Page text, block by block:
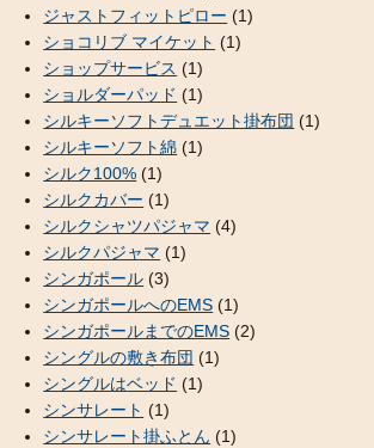
ジャストフィットピロー (1)
ショコリブ マイケット (1)
ショップサービス (1)
ショルダーパッド (1)
シルキーソフトデュエット掛布団 (1)
シルキーソフト綿 (1)
シルク100% (1)
シルクカバー (1)
シルクシャツパジャマ (4)
シルクパジャマ (1)
シンガポール (3)
シンガポールへのEMS (1)
シンガポールまでのEMS (2)
シングルの敷き布団 (1)
シングルはベッド (1)
シンサレート (1)
シンサレート掛ふとん (1)